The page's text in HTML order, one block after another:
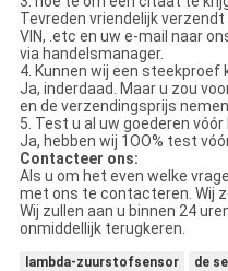
Tevreden vriendelijk
VIN, .etc en uw e-mail naar
via handelsmanager.
4. Kunnen wij een steekproef
Ja, inderdaad. Maar u zou
en de verzendingsprijs nemen.
5. Test u al uw goederen vóór
Ja, hebben wij 1OO% test
Contacteer ons:
Als u om het even welke
met ons te contacteren. Wij
Wij zullen aan u binnen 24
onmiddellijk terugkeren.
lambda-zuurstofsensor
de